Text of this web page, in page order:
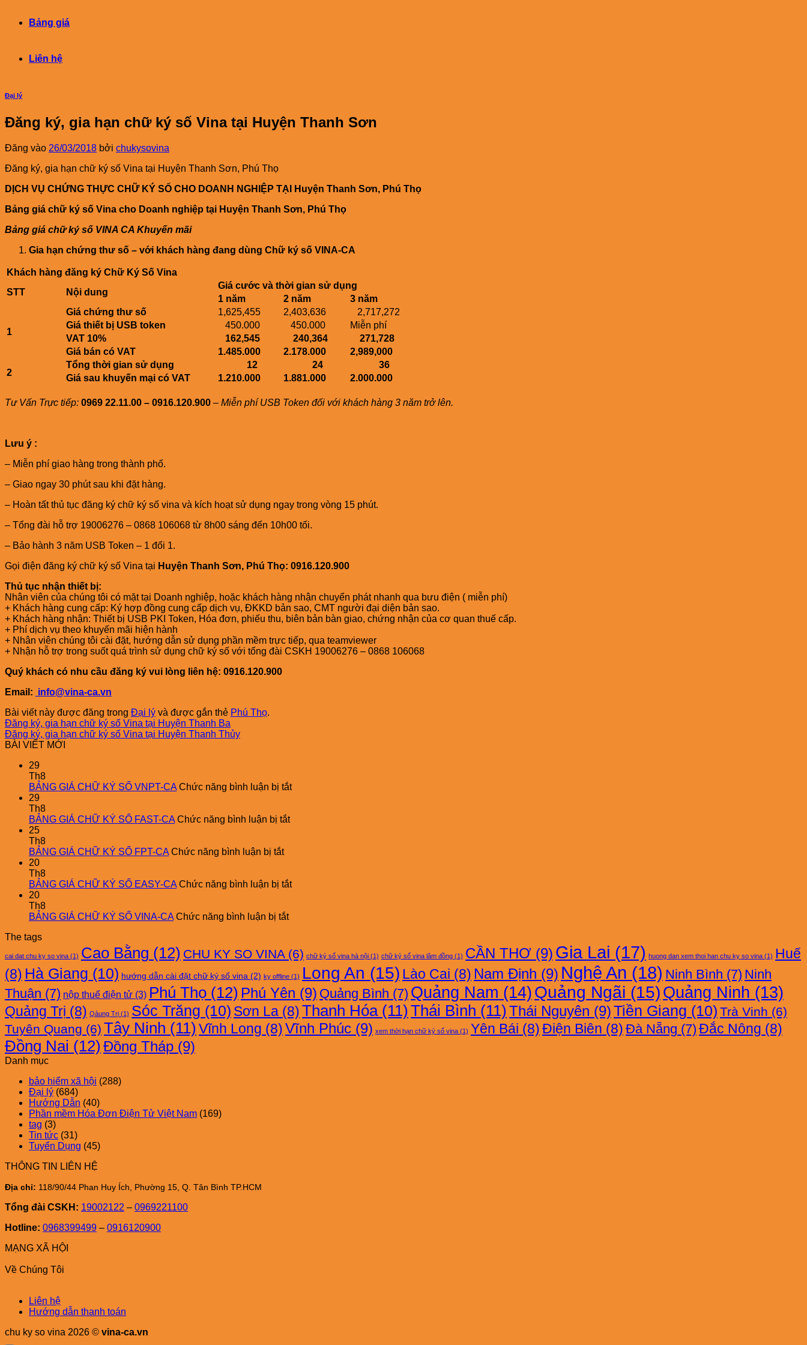
Bảng giá
Liên hệ
Đại lý
Đăng ký, gia hạn chữ ký số Vina tại Huyện Thanh Sơn
Đăng vào 26/03/2018 bởi chukysovina
Đăng ký, gia hạn chữ ký số Vina tại Huyện Thanh Sơn, Phú Thọ
DỊCH VỤ CHỨNG THỰC CHỮ KÝ SỐ CHO DOANH NGHIỆP TẠI Huyện Thanh Sơn, Phú Thọ
Bảng giá chữ ký số Vina cho Doanh nghiệp tại Huyện Thanh Sơn, Phú Thọ
Bảng giá chữ ký số VINA CA Khuyến mãi
Gia hạn chứng thư số – với khách hàng đang dùng Chữ ký số VINA-CA
Khách hàng đăng ký Chữ Ký Số Vina
STT
Nội dung
Giá cước và thời gian sử dụng
1 năm
2 năm 3 năm
1
Giá chứng thư số 1,625,455 2,403,636
2,717,272
Giá thiết bị USB token
450.000 450.000
Miễn phí
VAT 10%
162,545 240,364
271,728
Giá bán có VAT
1.485.000 2.178.000 2,989,000
2
Tổng thời gian sử dụng 12 24
36
Giá sau khuyến mại có VAT
1.210.000 1.881.000 2.000.000
Tư Vấn Trực tiếp: 0969 22.11.00 – 0916.120.900 – Miễn phí USB Token đối với khách hàng 3 năm trở lên.
Lưu ý :
– Miễn phí giao hàng trong thành phố.
– Giao ngay 30 phút sau khi đặt hàng.
– Hoàn tất thủ tục đăng ký chữ ký số vina và kích hoạt sử dụng ngay trong vòng 15 phút.
– Tổng đài hỗ trợ 19006276 – 0868 106068 từ 8h00 sáng đến 10h00 tối.
– Bảo hành 3 năm USB Token – 1 đổi 1.
Gọi điện đăng ký chữ ký số Vina tại Huyện Thanh Sơn, Phú Thọ: 0916.120.900
Thủ tục nhận thiết bị:
Nhân viên của chúng tôi có mặt tại Doanh nghiệp, hoặc khách hàng nhận chuyển phát nhanh qua bưu điện ( miễn phí)
+ Khách hàng cung cấp: Ký hợp đồng cung cấp dịch vụ, ĐKKD bản sao, CMT người đại diện bản sao.
+ Khách hàng nhận: Thiết bị USB PKI Token, Hóa đơn, phiếu thu, biên bản bàn giao, chứng nhận của cơ quan thuế cấp.
+ Phí dịch vụ theo khuyến mãi hiện hành
+ Nhân viên chúng tôi cài đặt, hướng dẫn sử dụng phần mềm trực tiếp, qua teamviewer
+ Nhận hỗ trợ trong suốt quá trình sử dụng chữ ký số với tổng đài CSKH 19006276 – 0868 106068
Quý khách có nhu cầu đăng ký vui lòng liên hệ: 0916.120.900
Email: info@vina-ca.vn
Bài viết này được đăng trong Đại lý và được gắn thẻ Phú Thọ.
Đăng ký, gia hạn chữ ký số Vina tại Huyện Thanh Ba
Đăng ký, gia hạn chữ ký số Vina tại Huyện Thanh Thủy
BÀI VIẾT MỚI
29
Th8
BẢNG GIÁ CHỮ KÝ SỐ VNPT-CA Chức năng bình luận bị tắtở
29
Th8
BẢNG GIÁ CHỮ KÝ SỐ FAST-CA Chức năng bình luận bị tắtở
FAST-
25
Th8
BẢNG GIÁ CHỮ KÝ SỐ FPT-CA Chức năng bình luận bị tắtở
CHỮ
FPT-
20
Th8
BẢNG GIÁ CHỮ KÝ SỐ EASY-CA Chức năng bình luận bị tắtở
EASY-
CA
20
Th8
BẢNG GIÁ CHỮ KÝ SỐ VINA-CA Chức năng bình luận bị tắtở
CHỮ
KÝ
VINA-
CA
The tags
cai dat chu ky so vina (1) Cao Bằng (12) CHU KY SO VINA(6) chữ ký số vina hà nội (1) chữ ký số vina lâm đồng (1) CẦN THƠ (9) Gia Lai (17) huong dan xem thoi han chu ky so vina (1) Huế
(8) Hà Giang (10) hướng dẫn cài đặt chữ ký số vina (2) ky offline (1) Long An (15) Lào Cai (8) Nam Định (9) Nghệ An (18) Ninh Bình (7) Ninh
Thuận (7) nộp thuế điện tử (3) Phú Thọ (12) Phú Yên (9) Quảng Bình (7) Quảng Nam (14)Quảng Ngãi (15) Quảng Ninh (13)
Quảng Trị (8) Qảung Trị (1) Sóc Trăng (10) Sơn La (8)Thanh Hóa(11) Thái Bình (11) Thái Nguyên (9)Tiền Giang (10) Trà Vinh (6)
Tuyên Quang (6) Tây Ninh (11) Vĩnh Long (8)Vĩnh Phúc (9) xem thời hạn chữ ký số vina (1) Yên Bái (8)Điện Biên (8) Đà Nẵng (7) Đắc Nông (8)
Đồng Nai (12) Đồng Tháp (9)
Danh mục
bảo hiểm xã hội (288)
Đại lý (684)
Hướng Dẫn (40)
Phần mềm Hóa Đơn Điện Tử Việt Nam (169)
tag (3)
Tin tức (31)
Tuyển Dụng (45)
THÔNG TIN LIÊN HỆ
Địa chỉ: 118/90/44 Phan Huy Ích, Phường 15, Q. Tân Bình TP.HCM
Tổng đài CSKH: 19002122 – 0969221100
Hotline: 0968399499 – 0916120900
MẠNG XÃ HỘI
Về Chúng Tôi
Liên hệ
Hướng dẫn thanh toán
chu ky so vina 2026 © vina-ca.vn